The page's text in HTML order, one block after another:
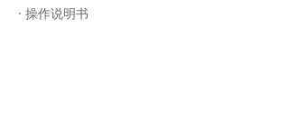
· 操作说明书